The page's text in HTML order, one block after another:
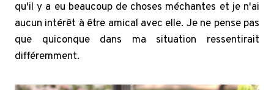
qu'il y a eu beaucoup de choses méchantes et je n'ai
aucun intérêt à être amical avec elle. Je ne pense pas
que quiconque dans ma situation ressentirait
différemment.